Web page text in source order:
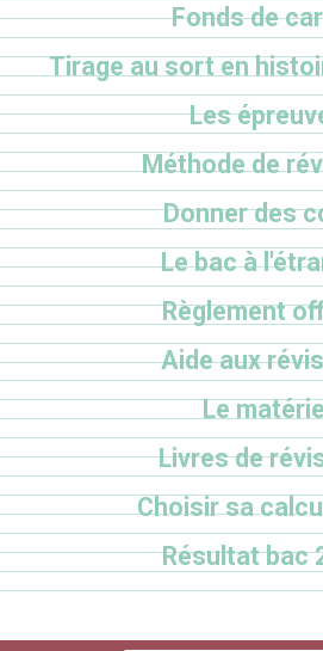
Fonds de
Tirage au sort en
Les
Méthode de
Donner des
Le bac à
Règlement
Aide aux
Le
Livres de
Choisir sa
Résultat bac